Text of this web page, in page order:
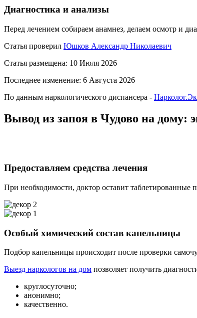
Диагностика и анализы
Перед лечением собираем анамнез, делаем осмотр и
Статья проверил Юшков Александр Николаевич
Статья размещена: 10 Июля 2026
Последнее изменение: 6 Августа 2026
По данным наркологического диспансера -
Вывод из запоя в Чудово на дому:
Предоставляем средства лечения
При необходимости, доктор оставит таблетированные
Особый химический состав капельницы
Подбор капельницы происходит после проверки
Выезд наркологов на дом позволяет получить
круглосуточно;
анонимно;
качественно.